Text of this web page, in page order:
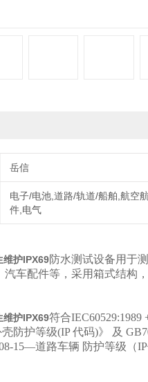
岳信
电子/电池,道路/轨道/船舶,航空
件,电气
维护IPX69防水测试设备用于
汽车配件等，采用箱式结构
维护IPX69符合IEC60529:1989
壳防护等级(IP 代码)》 及
08-15—道路车辆 防护等级（